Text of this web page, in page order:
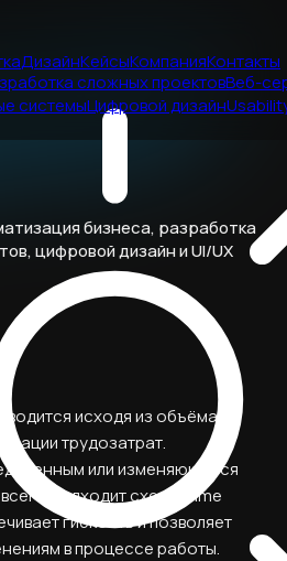
ДизайнКейсыКомпанияКонтакты
сложных проектовВеб-
системыЦифровой дизайн
бизнеса, разработка
цифровой дизайн и UI/UX
исходя из объёма
трудозатрат.
или изменяющимся
подходит схема Time
гибкость и позволяет
в процессе работы.